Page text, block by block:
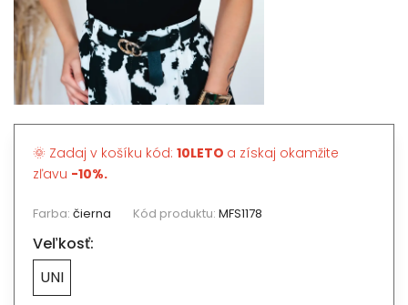
🌞 Zadaj v košíku kód: 10LETO a získaj okamžite
zľavu -10%.
Farba: čierna Kód produktu: MFS1178
Veľkosť:
UNI